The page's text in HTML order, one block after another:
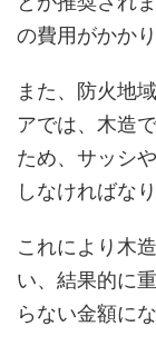
の費用がかかり
また、防火地
アでは、木造
ため、サッシ
しなければな
これにより木
い、結果的に
らない金額に